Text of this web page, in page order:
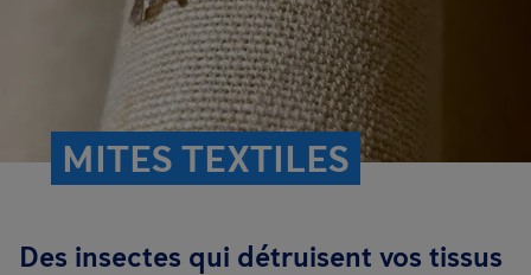
MITES TEXTILES
Des insectes qui détruisent vos tissus